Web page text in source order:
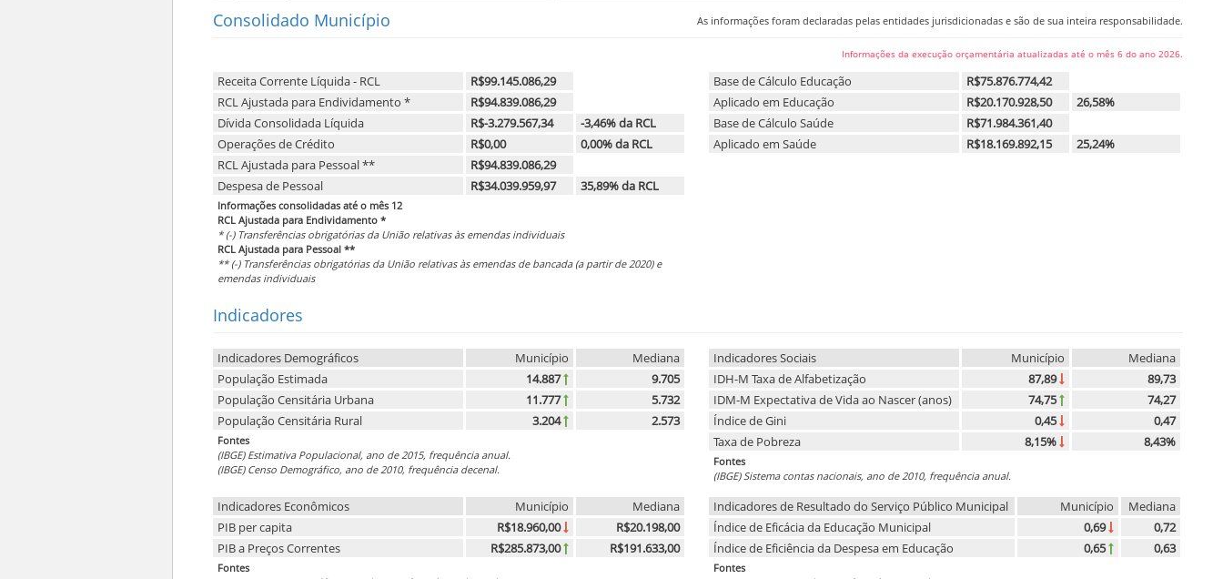
Consolidado Município As informações foram declaradas pelas entidades jurisdicionadas e são de sua inteira responsabilidade.
Informações da execução orçamentária atualizadas até o mês 6 do ano 2026.
Receita Corrente Líquida - RCL
R$99.145.086,29
RCL Ajustada para Endividamento *
R$94.839.086,29
Dívida Consolidada Líquida
R$-3.279.567,34
-3,46% da RCL
Operações de Crédito
R$0,00
0,00% da RCL
RCL Ajustada para Pessoal **
R$94.839.086,29
Despesa de Pessoal
R$34.039.959,97 35,89% da RCL
Informações consolidadas até o mês 12
RCL Ajustada para Endividamento *
* (-) Transferências obrigatórias da União relativas às emendas individuais
RCL Ajustada para Pessoal **
** (-) Transferências obrigatórias da União relativas às emendas de bancada (a partir de 2020) e
emendas individuais
Base de Cálculo Educação
R$75.876.774,42
Aplicado em Educação
R$20.170.928,50
26,58%
Base de Cálculo Saúde
R$71.984.361,40
Aplicado em Saúde
R$18.169.892,15 25,24%
Indicadores
Indicadores Demográficos Município
Mediana
População Estimada
14.887
9.705
População Censitária Urbana
11.777
5.732
População Censitária Rural
3.204 2.573
Fontes
(IBGE) Estimativa Populacional, ano de 2015, frequência anual.
(IBGE) Censo Demográfico, ano de 2010, frequência decenal.
Indicadores Sociais Município
Mediana
IDH-M Taxa de Alfabetização
87,89
89,73
IDM-M Expectativa de Vida ao Nascer (anos)
74,75
74,27
Índice de Gini
0,45
0,47
Taxa de Pobreza
8,15% 8,43%
Fontes
(IBGE) Sistema contas nacionais, ano de 2010, frequência anual.
Indicadores Econômicos Município
Mediana
PIB per capita
R$18.960,00
R$20.198,00
PIB a Preços Correntes
R$285.873,00 R$191.633,00
Fontes
Indicadores de Resultado do Serviço Público Municipal Município
Mediana
Índice de Eficácia da Educação Municipal
0,69
0,72
Índice de Eficiência da Despesa em Educação
0,65 0,63
Fontes